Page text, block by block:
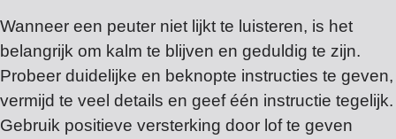
Wanneer een peuter niet lijkt te luisteren, is het
belangrijk om kalm te blijven en geduldig te zijn.
Probeer duidelijke en beknopte instructies te geven,
vermijd te veel details en geef één instructie tegelijk.
Gebruik positieve versterking door lof te geven